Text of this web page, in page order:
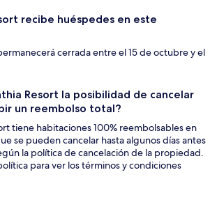
recibe huéspedes en este
cerrada entre el 15 de octubre y el
Resort la posibilidad de cancelar
un reembolso total?
tiene habitaciones 100% reembolsables en
se pueden cancelar hasta algunos días antes
la política de cancelación de la propiedad.
para ver los términos y condiciones